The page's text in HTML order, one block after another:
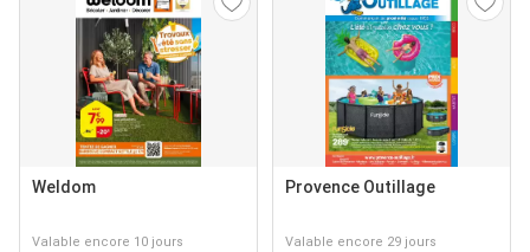
Weldom
Valable encore 10 jours
Provence Outillage
Valable encore 29 jours